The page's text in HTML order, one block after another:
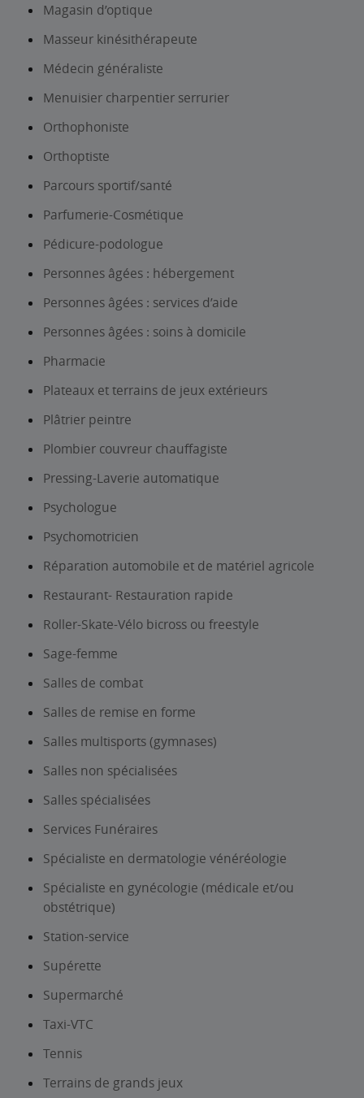
Magasin d’optique
Masseur kinésithérapeute
Médecin généraliste
Menuisier charpentier serrurier
Orthophoniste
Orthoptiste
Parcours sportif/santé
Parfumerie-Cosmétique
Pédicure-podologue
Personnes âgées : hébergement
Personnes âgées : services d’aide
Personnes âgées : soins à domicile
Pharmacie
Plateaux et terrains de jeux extérieurs
Plâtrier peintre
Plombier couvreur chauffagiste
Pressing-Laverie automatique
Psychologue
Psychomotricien
Réparation automobile et de matériel agricole
Restaurant- Restauration rapide
Roller-Skate-Vélo bicross ou freestyle
Sage-femme
Salles de combat
Salles de remise en forme
Salles multisports (gymnases)
Salles non spécialisées
Salles spécialisées
Services Funéraires
Spécialiste en dermatologie vénéréologie
Spécialiste en gynécologie (médicale et/ou
obstétrique)
Station-service
Supérette
Supermarché
Taxi-VTC
Tennis
Terrains de grands jeux